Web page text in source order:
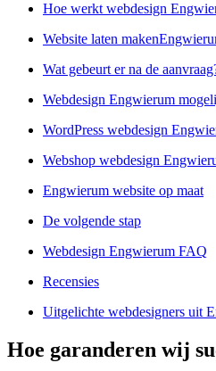
Hoe werkt webdesign
Website laten
Wat gebeurt er na de
Webdesign Engwierum
WordPress webdesign
Webshop webdesign
Engwierum website op maat
De volgende stap
Webdesign Engwierum FAQ
Recensies
Uitgelichte webdesigners uit
Hoe garanderen wij